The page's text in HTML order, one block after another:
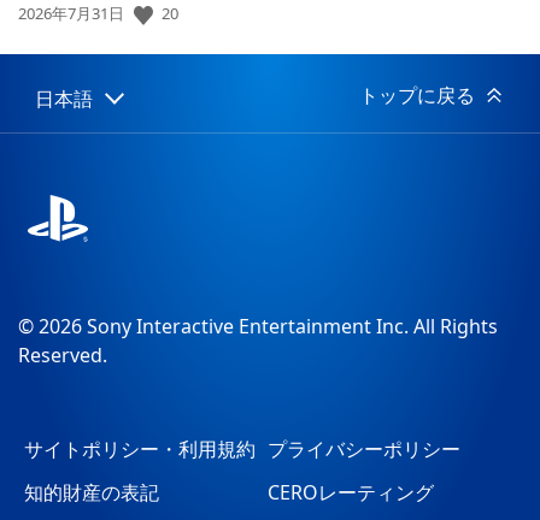
公
日:
2026年7月31日 20
Select
Current
日本語 トップに戻る
© 2026 Sony Interactive Entertainment Inc. All Rights
Reserved.
サイトポリシー・利用規約 プライバシーポリシー
知的財産の表記
CEROレーティング